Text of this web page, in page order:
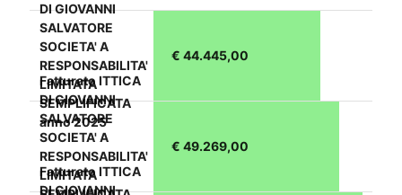
DI GIOVANNI
SALVATORE
SOCIETA' A
RESPONSABILITA'
LIMITATA
SEMPLIFICATA
anno 2025
€ 44.445,00
Fatturato ITTICA
DI GIOVANNI
SALVATORE
SOCIETA' A
RESPONSABILITA'
LIMITATA
€ 49.269,00
Fatturato ITTICA
DI GIOVANNI